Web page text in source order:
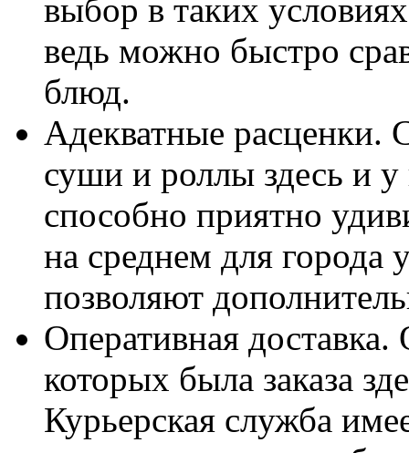
выбор в таких
ведь можно быстро
блюд.
Адекватные расценки.
суши и роллы здесь и
способно приятно
на среднем для города
позволяют
Оперативная
которых была заказа
Курьерская служба